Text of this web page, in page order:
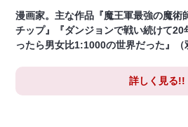
漫画家。主な作品『魔王軍最強の魔術
チップ』『ダンジョンで戦い続けて20
ったら男女比1:1000の世界だった』（
詳しく見る!!